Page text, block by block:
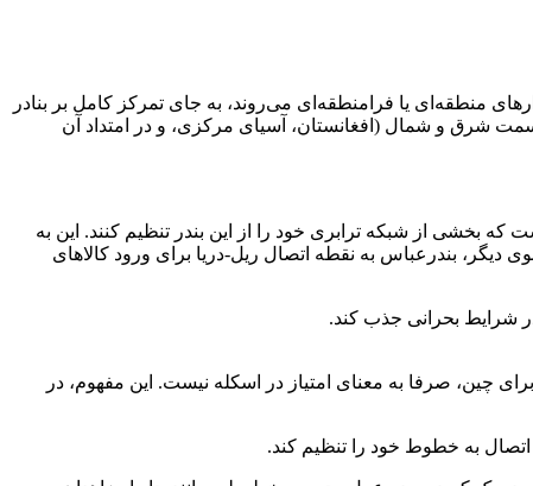
منطقه‌ای یا فرامنطقه‌ای می‌روند، به جای تمرکز کامل بر بنادر
سمت شرق و شمال (افغانستان، آسیای مرکزی، و در امتداد آن
بخشی از شبکه ترابری خود را از این بندر تنظیم کنند. این به
بندرعباس به نقطه اتصال ریل-دریا برای ورود کالاهای
شرایط بحرانی جذب کند.
چین، صرفا به معنای امتیاز در اسکله نیست. این مفهوم، در